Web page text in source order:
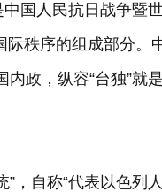
国人民抗日战争暨
秩序的组成部分。
内政，纵容“台独”就
，自称“代表以色列人